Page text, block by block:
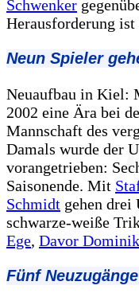
Schwenker
Herausforderung ist
Neun Spieler
Neuaufbau in Kiel:
2002 eine Ära bei
Mannschaft des
Damals wurde der
vorangetrieben:
Saisonende. Mit
Schmidt gehen drei
schwarze-weiße
Ege, Davor
Fünf